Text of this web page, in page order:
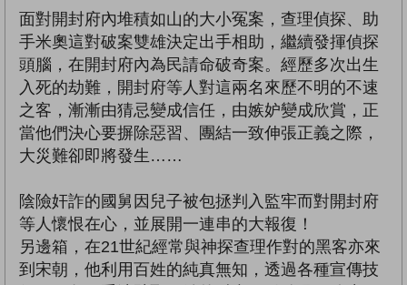
面對開封府內堆積如山的大小冤案，查理偵探、助
手米奧這對破案雙雄決定出手相助，繼續發揮偵探
頭腦，在開封府內為民請命破奇案。經歷多次出生
入死的劫難，開封府等人對這兩名來歷不明的不速
之客，漸漸由猜忌變成信任，由嫉妒變成欣賞，正
當他們決心要摒除惡習、團結一致伸張正義之際，
大災難卻即將發生……
陰險奸詐的國舅因兒子被包拯判入監牢而對開封府
等人懷恨在心，並展開一連串的大報復！
另邊箱，在21世紀經常與神探查理作對的黑客亦來
到宋朝，他利用百姓的純真無知，透過各種宣傳技